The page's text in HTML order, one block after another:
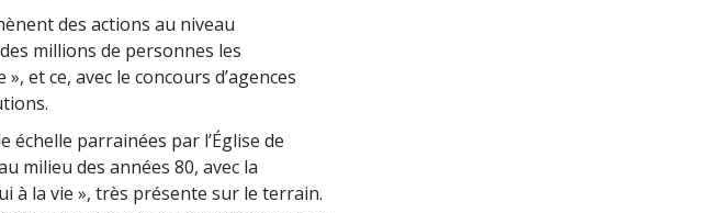
des actions au niveau
millions de personnes les
et ce, avec le concours d’agences
parrainées par l’Église de
milieu des années 80, avec la
à la vie », très présente sur le terrain.